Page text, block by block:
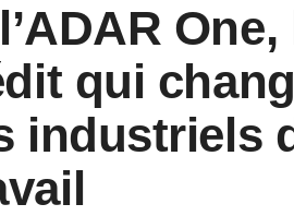
qui
industriels